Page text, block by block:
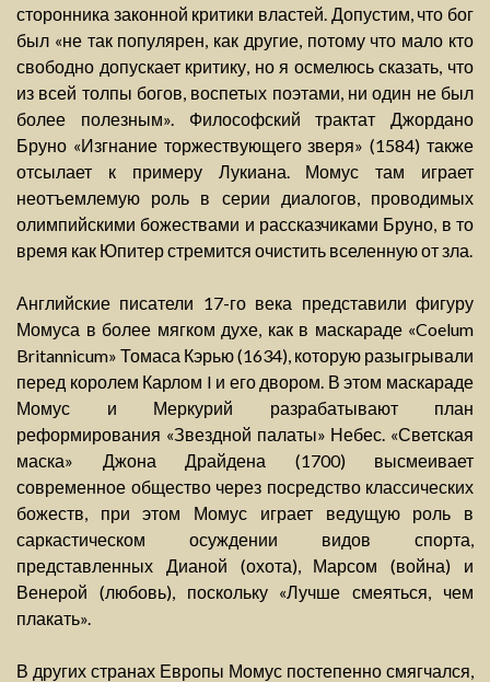
сторонника законной критики властей. Допустим, что бог
был «не так популярен, как другие, потому что мало кто
свободно допускает критику, но я осмелюсь сказать, что
из всей толпы богов, воспетых поэтами, ни один не был
более полезным». Философский трактат Джордано
Бруно «Изгнание торжествующего зверя» (1584) также
отсылает к примеру Лукиана. Момус там играет
неотъемлемую роль в серии диалогов, проводимых
олимпийскими божествами и рассказчиками Бруно, в то
время как Юпитер стремится очистить вселенную от зла.
Английские писатели 17-го века представили фигуру
Момуса в более мягком духе, как в маскараде «Coelum
Britannicum» Томаса Кэрью (1634), которую разыгрывали
перед королем Карлом I и его двором. В этом маскараде
Момус и Меркурий разрабатывают план
реформирования «Звездной палаты» Небес. «Светская
маска» Джона Драйдена (1700) высмеивает
современное общество через посредство классических
божеств, при этом Момус играет ведущую роль в
саркастическом осуждении видов спорта,
представленных Дианой (охота), Марсом (война) и
Венерой (любовь), поскольку «Лучше смеяться, чем
плакать».
В других странах Европы Момус постепенно смягчался,